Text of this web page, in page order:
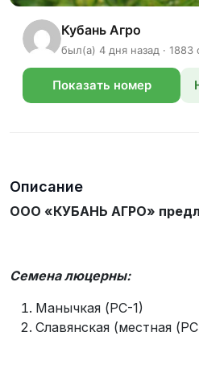
Кубань Агро
был(а) 4 дня назад · 1883
Показать номер
Описание
ООО «КУБАНЬ АГРО»
Семена люцерны:
Манычкая (РС-1)
Славянская (местная